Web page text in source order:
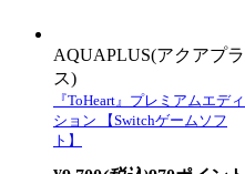
AQUAPLUS(アクアプラ
ス)
『ToHeart』プレミアムエディ
ション 【Switchゲームソフ
ト】